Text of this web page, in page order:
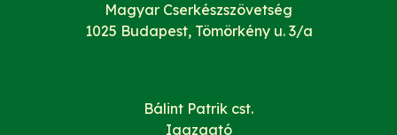
Magyar Cserkészszövetség
1025 Budapest, Tömörkény u. 3/a
Bálint Patrik cst.
Igazgató